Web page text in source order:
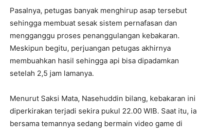
Pasalnya, petugas banyak menghirup asap tersebut
sehingga membuat sesak sistem pernafasan dan
mengganggu proses penanggulangan kebakaran.
Meskipun begitu, perjuangan petugas akhirnya
membuahkan hasil sehingga api bisa dipadamkan
setelah 2,5 jam lamanya.
Menurut Saksi Mata, Nasehuddin bilang, kebakaran ini
diperkirakan terjadi sekira pukul 22.00 WIB. Saat itu, ia
bersama temannya sedang bermain video game di